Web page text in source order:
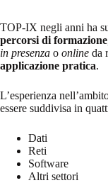
TOP-IX negli anni ha
percorsi di formazione
in presenza o online da
applicazione pratica.
L’esperienza
essere suddivisa in
Dati
Reti
Software
Altri settori